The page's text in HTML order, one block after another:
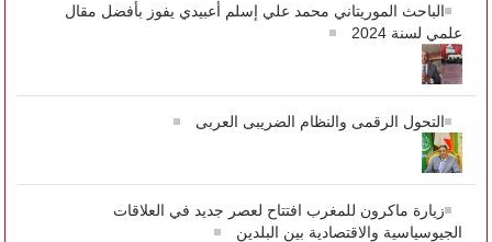
الباحث الموريتاني محمد علي إسلم أعبيدي يفوز بأفضل مقال
علمي لسنة 2024
التحول الرقمى والنظام الضريبى العربى
زيارة ماكرون للمغرب افتتاح لعصر جديد في العلاقات
الجيوسياسية والاقتصادية بين البلدين